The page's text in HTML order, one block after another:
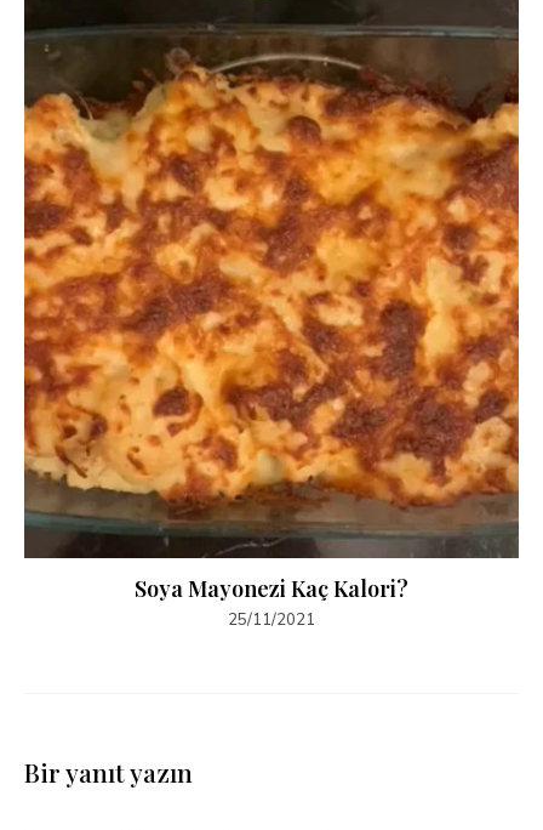
Soya Mayonezi Kaç Kalori?
25/11/2021
Bir yanıt yazın